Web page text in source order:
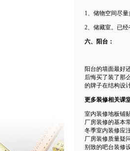
1、储物空间尽
2、储藏室。已
六、阳台：
阳台的墙面最好
后悔买了装了那
的牌子在结构设
更多装修相关课
室内装修地板铺
厂房装修的基本
冬季室内装修应
厂房装修质量疑
别致的吧台装修